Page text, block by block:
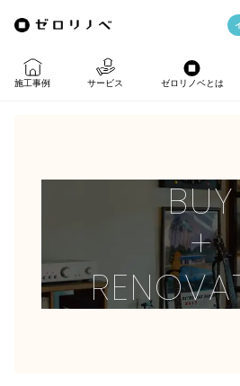
施工事例 サービス
売却・住み替え
ゼロリノベとは
ゼロリノベのひと
ゼロリノベの安心予算
満足度アンケート
資料ダウンロード
よくある質問
アフターサポートBUY
+